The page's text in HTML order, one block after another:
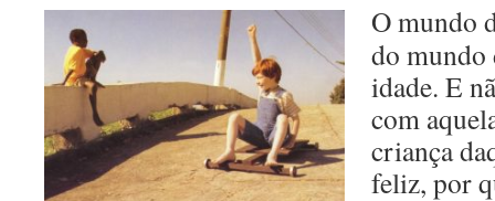
O mundo
do mundo
idade. E
com
criança
feliz, por